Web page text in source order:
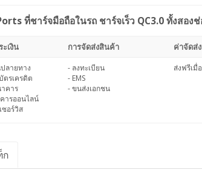
ที่ชาร์จมือถือในรถ ชาร์จเร็ว QC3.0 ทั้งสอ
เงิน การจัดส่งสินค้า ค่าจัดส่
ปลายทาง
ตรเครดิต
คาร
ารออนไลน์
ซอร์วิส
- ลงทะเบียน
- EMS
- ขนส่งเอกชน
ส่งฟรีเมื่
ก